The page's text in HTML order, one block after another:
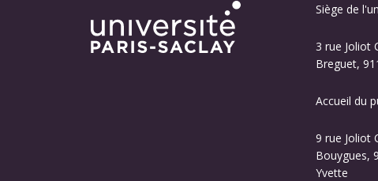
Siège de
3 rue Joliot
Breguet,
Accueil du
9 rue Joliot
Bouygues,
Yvette